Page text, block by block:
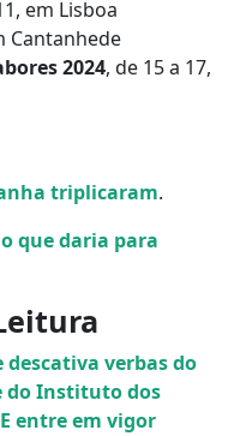
em Lisboa
Cantanhede
2024, de 15 a 17,
triplicaram.
que daria para
verbas do
do Instituto dos
entre em vigor